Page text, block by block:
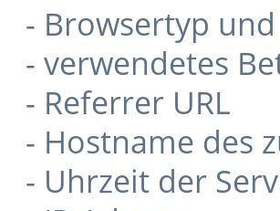
- Browsertyp
- verwendetes
- Referrer URL
- Hostname des
- Uhrzeit der